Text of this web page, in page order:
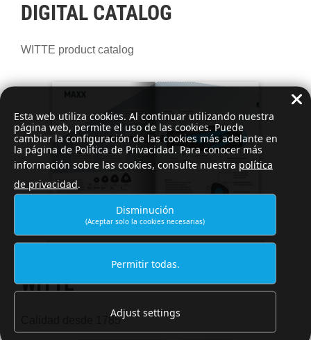
DIGITAL CATALOG
WITTE product catalog
WITTE
Calidad desde 1785
Esta web utiliza cookies. Al continuar utilizando nuestra
página web, permite el uso de las cookies. Puede
cambiar la configuración de las cookies más adelante en
la página de Política de Privacidad. Para conocer más
información sobre las cookies, consulte nuestra política
de privacidad.
Disminución
(Aceptar solo la cookies necesarias)
Permitir todas.
Adjust settings